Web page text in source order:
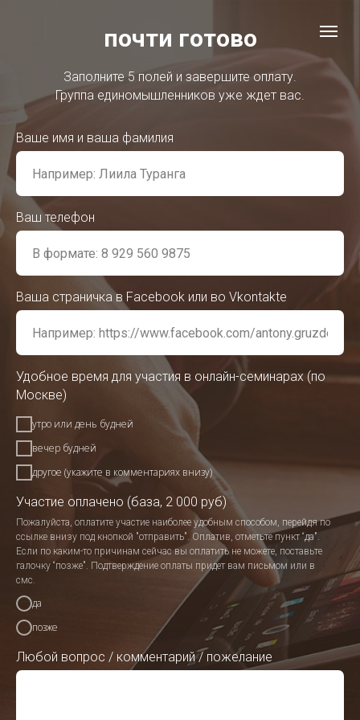
почти готово
Заполните 5 полей и завершите оплату.
Группа единомышленников уже ждет вас.
Ваше имя и ваша фамилия
Ваш телефон
Ваша страничка в Facebook или во Vkontakte
Удобное время для участия в онлайн-семинарах (по
Москве)
утро или день будней
вечер будней
другое (укажите в комментариях внизу)
Участие оплачено (база, 2 000 руб)
Пожалуйста, оплатите участие наиболее удобным способом, перейдя по
ссылке внизу под кнопкой "отправить". Оплатив, отметьте пункт “да".
Если по каким-то причинам сейчас вы оплатить не можете, поставьте
галочку “позже". Подтверждение оплаты придет вам письмом или в
смс.
да
позже
Любой вопрос / комментарий / пожелание